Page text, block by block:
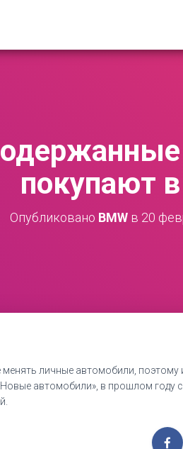
покупают
Опубликовано BMWв 20
личные автомобили, поэтому
автомобили», в прошлом году